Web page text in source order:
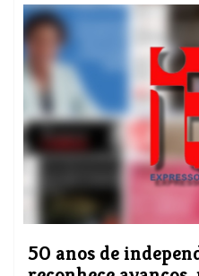
50 anos de